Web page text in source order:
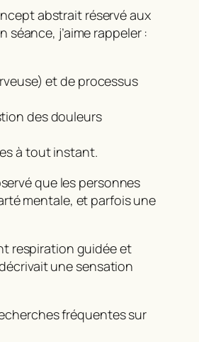
abstrait réservé aux
séance, j’aime rappeler :
et de processus
des douleurs
à tout instant.
que les personnes
mentale, et parfois une
respiration guidée et
une sensation
fréquentes sur